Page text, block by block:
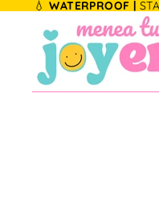
💧WATERPROOF |